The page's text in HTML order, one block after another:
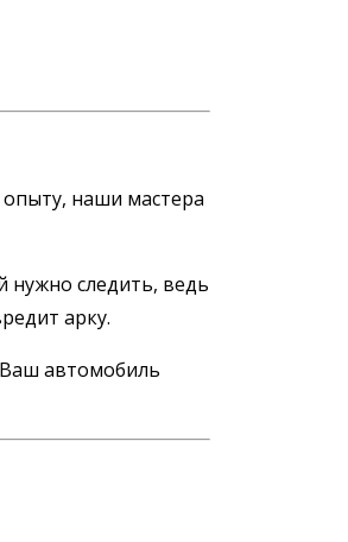
опыту, наши мастера
нужно следить, ведь
арку.
автомобиль